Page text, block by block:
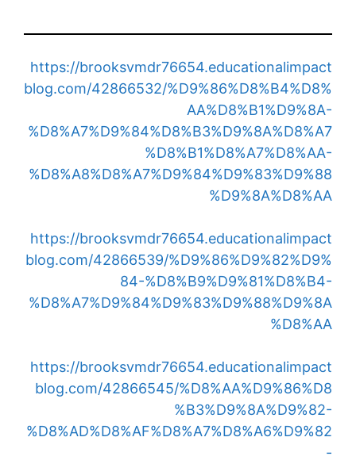
https://brooksvmdr76654.educationalimpact
blog.com/42866532/%D9%86%D8%B4%D8%
AA%D8%B1%D9%8A-
%D8%A7%D9%84%D8%B3%D9%8A%D8%A7
%D8%B1%D8%A7%D8%AA-
%D8%A8%D8%A7%D9%84%D9%83%D9%88
%D9%8A%D8%AA
https://brooksvmdr76654.educationalimpact
blog.com/42866539/%D9%86%D9%82%D9%
84-%D8%B9%D9%81%D8%B4-
%D8%A7%D9%84%D9%83%D9%88%D9%8A
%D8%AA
https://brooksvmdr76654.educationalimpact
blog.com/42866545/%D8%AA%D9%86%D8
%B3%D9%8A%D9%82-
%D8%AD%D8%AF%D8%A7%D8%A6%D9%82
-